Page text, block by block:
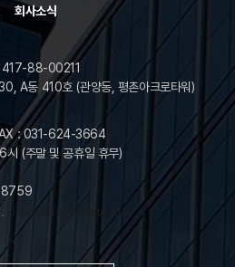
회사소식
417-88-00211
A동 410호 (관양동, 평촌아크로타워)
: 031-624-3664
(주말 및 공휴일 휴무)
Designed by website.co.kr